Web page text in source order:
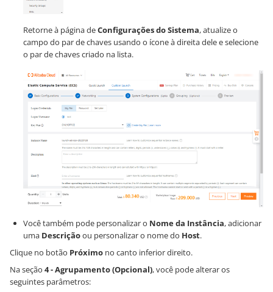
Retorne à página deConfigurações do Sistema, atualize o
campo do par de chaves usando o ícone à direita dele e selecione
o par de chaves criado na lista.
Você também pode personalizar o Nome da Instância, adicionar
uma Descriçãoou personalizar o nome do Host.
Clique no botão Próximo no canto inferior direito.
Na seção 4 - Agrupamento (Opcional), você pode alterar os
seguintes parâmetros: